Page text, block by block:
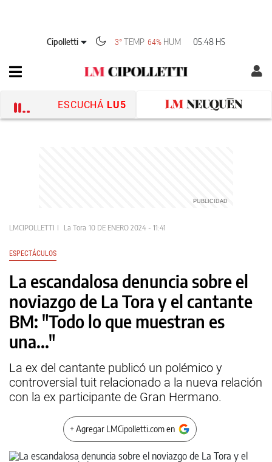
Cipolletti 3° TEMP 64% HUM 05:48 HS
ESCUCHÁ LU5
LMCIPOLLETTI La Tora 10 DE ENERO 2024 - 11:41
ESPECTÁCULOS
La escandalosa denuncia sobre el
noviazgo de La Tora y el cantante
BM: "Todo lo que muestran es
una..."
La ex del cantante publicó un polémico y
controversial tuit relacionado a la nueva relación
con la ex participante de Gran Hermano.
+ Agregar LMCipolletti.com en